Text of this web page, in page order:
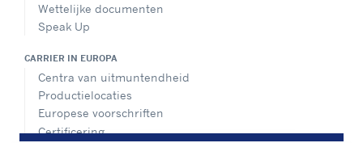
Wettelijke documenten
Speak Up
CARRIER IN EUROPA
Centra van uitmuntendheid
Productielocaties
Europese voorschriften
Certificering